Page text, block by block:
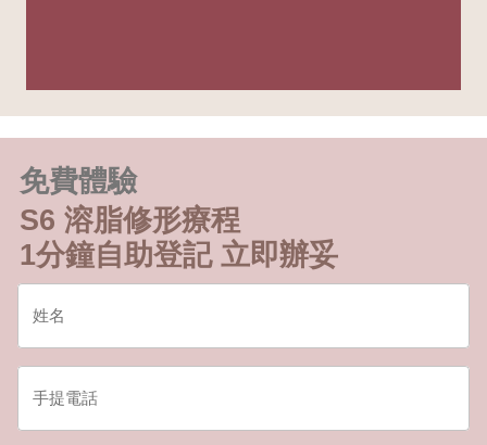
免費體驗
S6 溶脂修形療程
1分鐘自助登記 立即辦妥